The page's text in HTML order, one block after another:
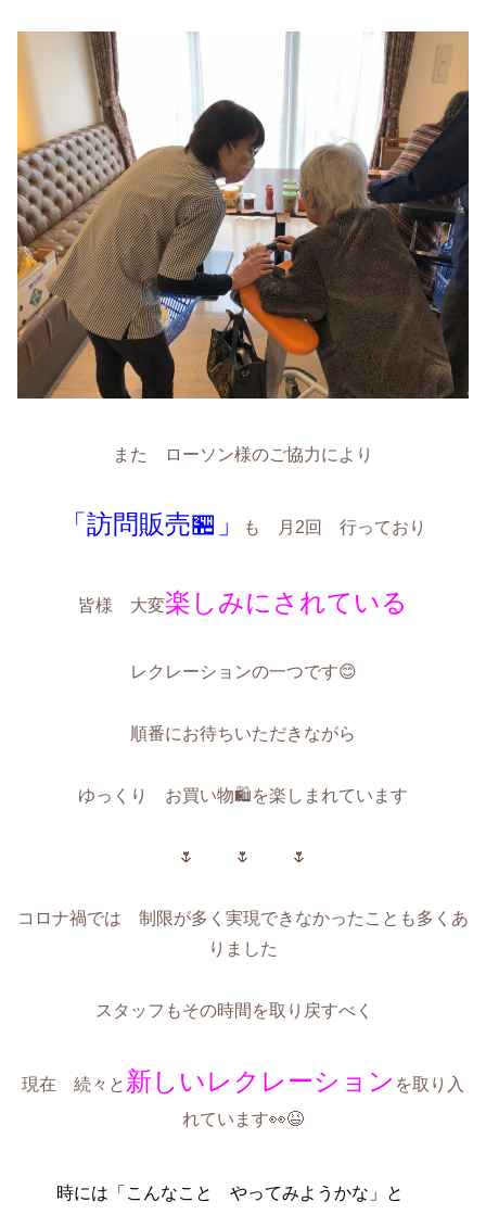
また ローソン様のご協力により
「訪問販売🏪」 も 月2回 行っており
皆様 大変楽しみにされている
レクレーションの一つです😊
順番にお待ちいただきながら
ゆっくり お買い物🛍️を楽しまれています
🌷 🌷 🌷
コロナ禍では 制限が多く実現できなかったことも多くあ
りました
スタッフもその時間を取り戻すべく
現在 続々と 新しいレクレーション を取り入
れています👀😆
時には「こんなこと やってみようかな」と